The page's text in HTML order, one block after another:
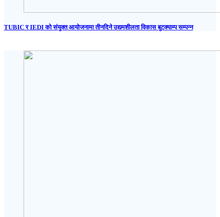
TUBIC र IEDI को संयुक्त आयोजनामा तीनदिने उद्यमशीलता विकास बुटक्याम्प सम्पन्न